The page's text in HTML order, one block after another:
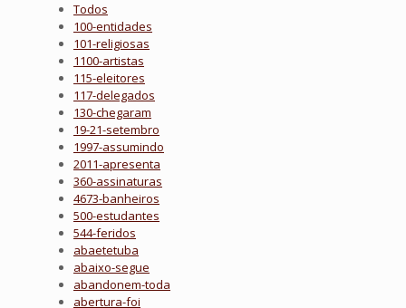
Todos
100-entidades
101-religiosas
1100-artistas
115-eleitores
117-delegados
130-chegaram
19-21-setembro
1997-assumindo
2011-apresenta
360-assinaturas
4673-banheiros
500-estudantes
544-feridos
abaetetuba
abaixo-segue
abandonem-toda
abertura-foi